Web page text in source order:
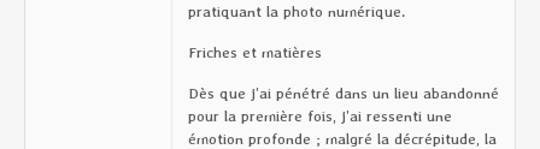
pratiquant la photo numérique.
Friches et matières
Dès que j’ai pénétré dans un lieu abandonné
pour la première fois, j’ai ressenti une
émotion profonde ; malgré la décrépitude, la